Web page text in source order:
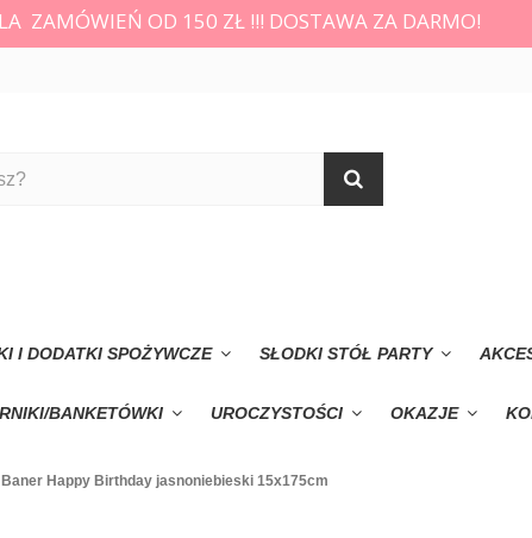
ZAMÓWIEŃ OD 150 ZŁ !!! DOSTAWA ZA DARMO!
I DODATKI SPOŻYWCZE SŁODKI STÓŁ PARTY
BANKETÓWKI UROCZYSTOŚCI OKAZJE
Baner Happy Birthday jasnoniebieski 15x175cm